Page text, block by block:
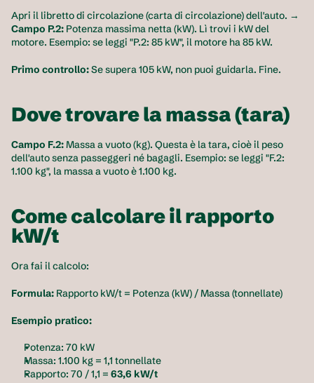
Campo P.2: Potenza massima netta (kW). Lì trovi i kW del
motore. Esempio: se leggi "P.2: 85 kW", il motore ha 85 kW.
Primo controllo: Se supera 105 kW, non puoi guidarla. Fine.
Dove trovare la massa (tara)
Campo F.2: Massa a vuoto (kg). Questa è la tara, cioè il peso
dell'auto senza passeggeri né bagagli. Esempio: se leggi "F.2:
1.100 kg", la massa a vuoto è 1.100 kg.
Come calcolare il rapporto
kW/t
Ora fai il calcolo:
Formula: Rapporto kW/t = Potenza (kW) / Massa (tonnellate)
Esempio pratico:
Potenza: 70 kW
Massa: 1.100 kg = 1,1 tonnellate
Rapporto: 70 / 1,1 = 63,6 kW/t